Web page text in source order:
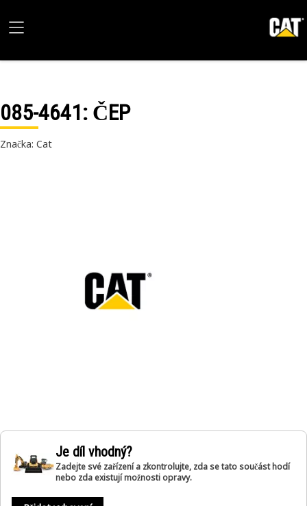
085-4641: ČEP
Značka: Cat
Je díl vhodný?
Zadejte své zařízení a zkontrolujte, zda se tato součást hodí
nebo zda existují možnosti opravy.